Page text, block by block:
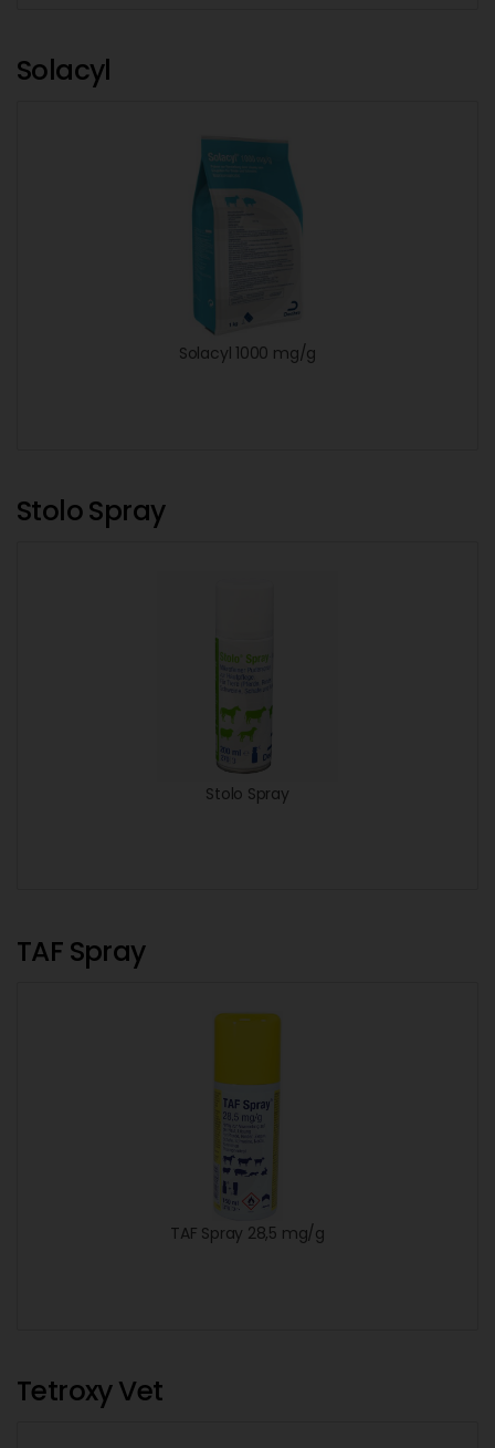
Solacyl
Solacyl 1000 mg/g
Stolo Spray
Stolo Spray
TAF Spray
TAF Spray 28,5 mg/g
Tetroxy Vet